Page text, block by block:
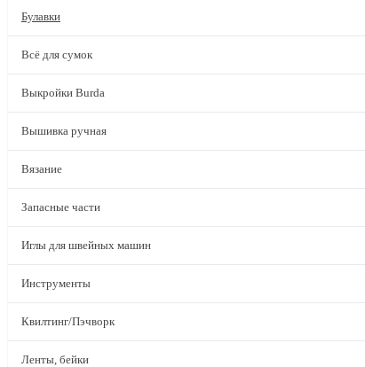
Булавки
Всё для сумок
Выкройки Burda
Вышивка ручная
Вязание
Запасные части
Иглы для швейных машин
Инструменты
Квилтинг/Пэчворк
Ленты, бейки